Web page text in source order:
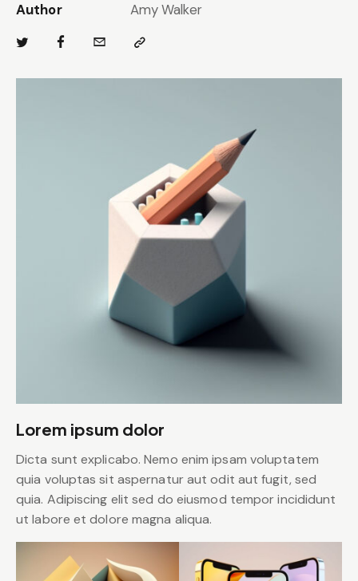
Author
Amy Walker
Lorem ipsum dolor
Dicta sunt explicabo. Nemo enim ipsam voluptatem
quia voluptas sit aspernatur aut odit aut fugit, sed
quia. Adipiscing elit sed do eiusmod tempor incididunt
ut labore et dolore magna aliqua.